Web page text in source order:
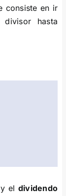
consiste en ir
hasta
y el dividendo